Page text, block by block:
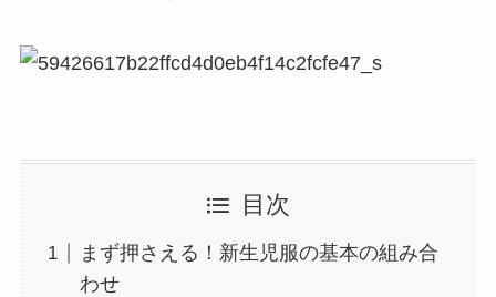
目次
まず押さえる！新生児服の基本の組み合
わせ